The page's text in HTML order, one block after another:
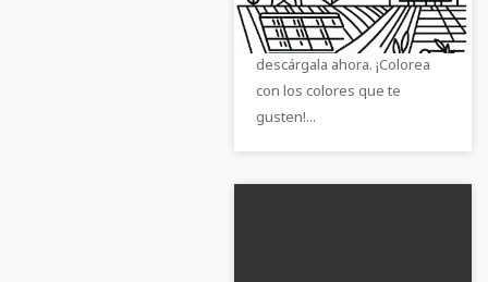
para colorear de una planta
de energía solar y
descárgala ahora. ¡Colorea
con los colores que te
gusten!...